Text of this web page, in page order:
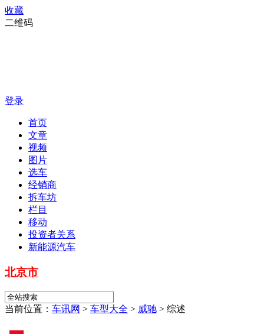
收藏
二维码
登录
首页
文章
视频
图片
选车
经销商
拆车坊
栏目
移动
投资者关系
新能源汽车
北京市
当前位置： 车讯网 > 车型大全 > 威驰 > 综述